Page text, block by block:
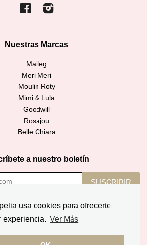
usa cookies para ofrecerte
experiencia. Ver Más
FacebookInstagram
Nuestras Marcas
Maileg
Meri Meri
Moulin Roty
Mimi & Lula
Goodwill
Rosajou
Belle Chiara
a nuestro boletín
SUSCRIBIR
© 2026, Miss Coppelia
Google